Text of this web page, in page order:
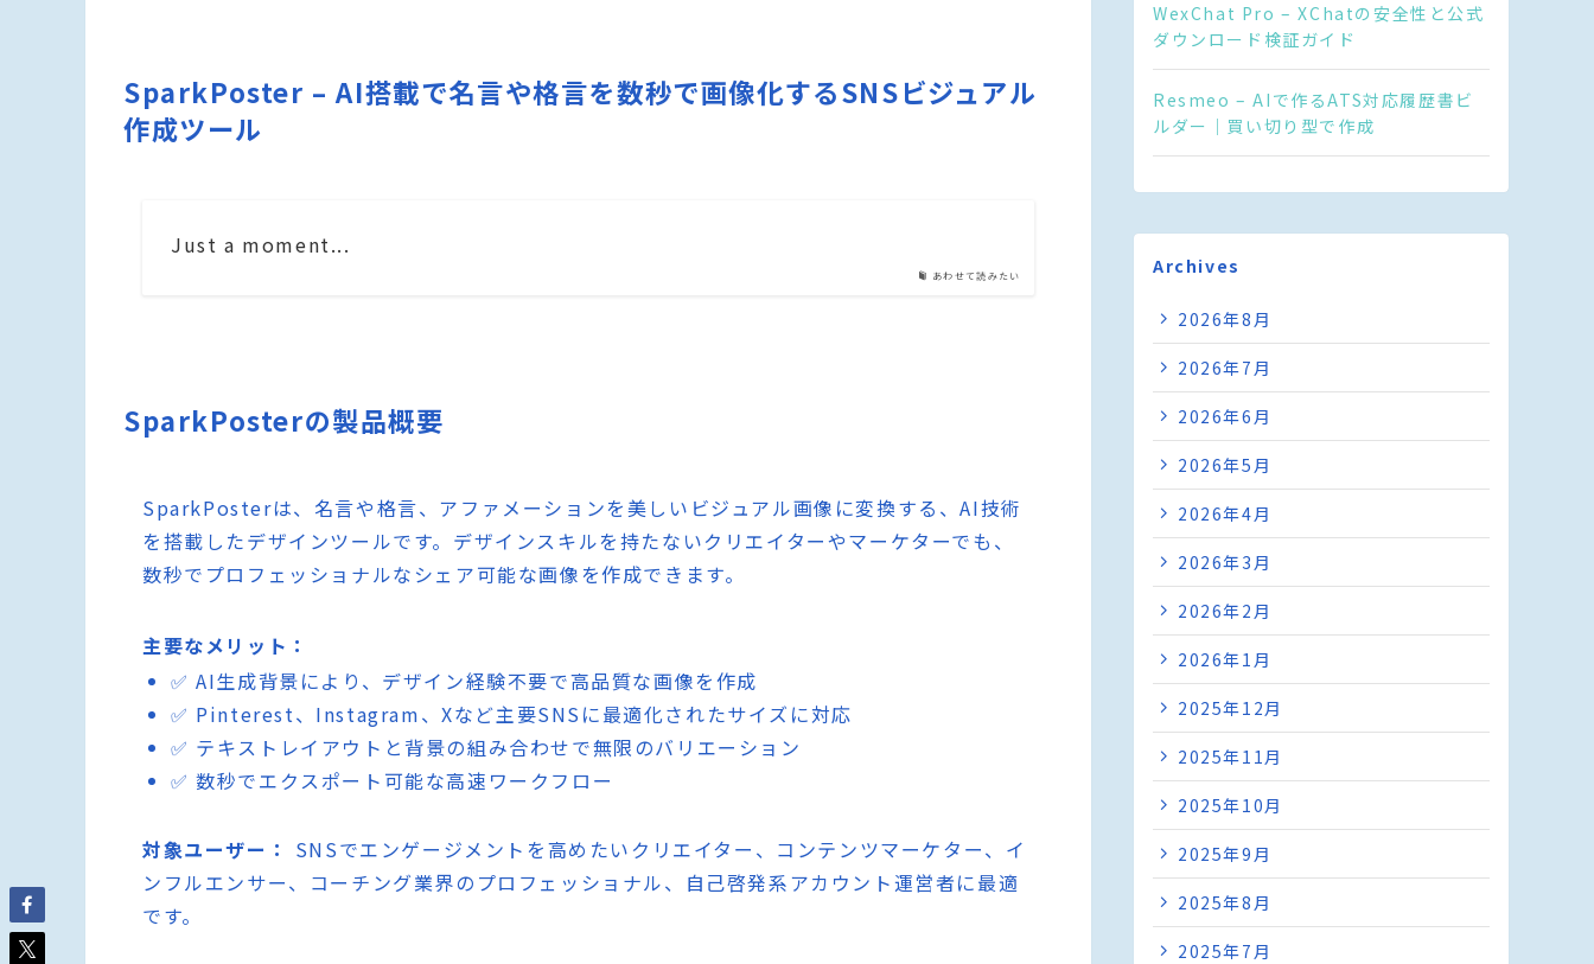
SparkPoster – AI搭載で名言や格言を数秒で画像化するSNSビジュアル
作成ツール
あわせて読みたい
Just a moment...
SparkPosterの製品概要
SparkPosterは、名言や格言、アファメーションを美しいビジュアル画像に変換する、AI技術
を搭載したデザインツールです。デザインスキルを持たないクリエイターやマーケターでも、
数秒でプロフェッショナルなシェア可能な画像を作成できます。
主要なメリット：
✅ AI生成背景により、デザイン経験不要で高品質な画像を作成
✅ Pinterest、Instagram、Xなど主要SNSに最適化されたサイズに対応
✅ テキストレイアウトと背景の組み合わせで無限のバリエーション
✅ 数秒でエクスポート可能な高速ワークフロー
対象ユーザー：
SNSでエンゲージメントを高めたいクリエイター、コンテンツマーケター、イ
ンフルエンサー、コーチング業界のプロフェッショナル、自己啓発系アカウント運営者に最適
です。
WexChat Pro – XChatの安全性と公式
ダウンロード検証ガイド
Resmeo – AIで作るATS対応履歴書ビ
ルダー｜買い切り型で作成
Archives
2026年8月
2026年7月
2026年6月
2026年5月
2026年4月
2026年3月
2026年2月
2026年1月
2025年12月
2025年11月
2025年10月
2025年9月
2025年8月
2025年7月